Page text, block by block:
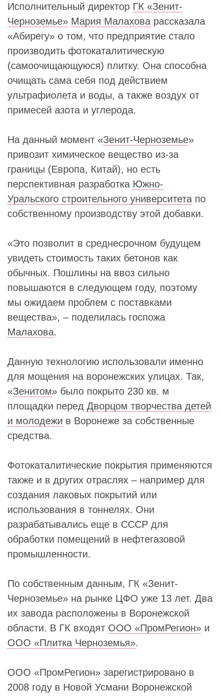
Исполнительный директор ГК «Зенит-
Черноземье» Мария Малахова рассказала
«Абирегу» о том, что предприятие стало
производить фотокаталитическую
(самоочищающуюся) плитку. Она способна
очищать сама себя под действием
ультрафиолета и воды, а также воздух от
примесей азота и углерода.
На данный момент «Зенит-Черноземье»
привозит химическое вещество из-за
границы (Европа, Китай), но есть
перспективная разработка Южно-
Уральского строительного университета по
собственному производству этой добавки.
«Это позволит в среднесрочном будущем
увидеть стоимость таких бетонов как
обычных. Пошлины на ввоз сильно
повышаются в следующем году, поэтому
мы ожидаем проблем с поставками
вещества», – поделилась госпожа
Малахова.
Данную технологию использовали именно
для мощения на воронежских улицах. Так,
«Зенитом» было покрыто 230 кв. м
площадки перед Дворцом творчества детей
и молодежи в Воронеже за собственные
средства.
Фотокаталитические покрытия применяются
также и в других отраслях – например для
создания лаковых покрытий или
использования в тоннелях. Они
разрабатывались еще в СССР для
обработки помещений в нефтегазовой
промышленности.
По собственным данным, ГК «Зенит-
Черноземье» на рынке ЦФО уже 13 лет. Два
их завода расположены в Воронежской
области. В ГК входят ООО «ПромРегион» и
ООО «Плитка Черноземья».
ООО «ПромРегион» зарегистрировано в
2008 году в Новой Усмани Воронежской